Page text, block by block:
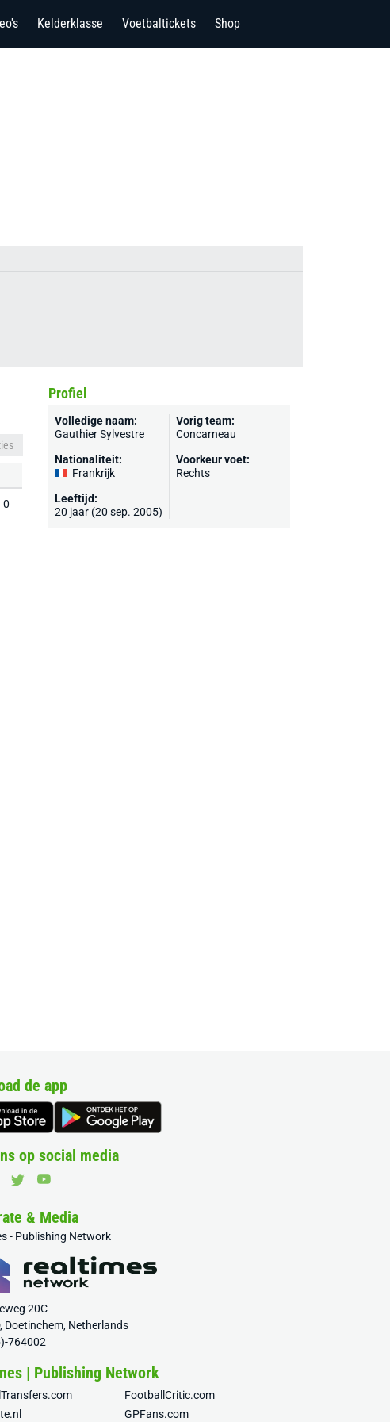
Kelderklasse Voetbaltickets Shop
0
Profiel
Volledige naam:
Gauthier Sylvestre
Nationaliteit:
Frankrijk
Leeftijd:
20 jaar (20 sep. 2005)
Vorig team:
Concarneau
Voorkeur voet:
Rechts
de app
op social media
& Media
- Publishing Network
20C
Doetinchem, Netherlands
764002
| Publishing Network
FootballCritic.com
GPFans.com